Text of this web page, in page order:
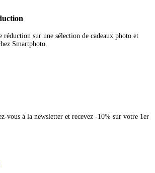
réduction sur une sélection de cadeaux photo et
Smartphoto.
vous à la newsletter et recevez -10% sur votre 1er